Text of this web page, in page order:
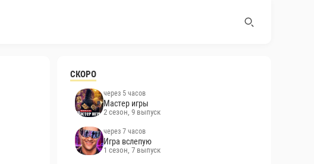
СКОРО
через 5 часов
Мастер игры
2 сезон, 9 выпуск
через 7 часов
Игра вслепую
1 сезон, 7 выпуск